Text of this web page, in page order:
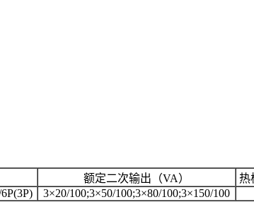
额定二次输出（VA） 热
3×20/100;3×50/100;3×80/100;3×150/100